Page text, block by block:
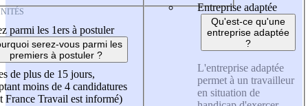
parmi les 1ers à postuler
serez-vous parmi les
premiers à postuler ?
de plus de 15 jours,
moins de 4 candidatures
France Travail est informé)
Entreprise adaptée
Qu'est-ce qu'une
entreprise adaptée
?
L'entreprise adaptée
permet à un travailleur
en situation de